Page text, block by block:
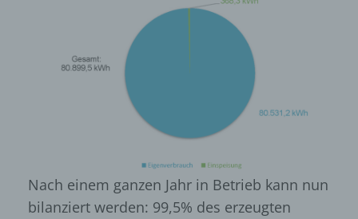
Nach einem ganzen Jahr in Betrieb kann nun
bilanziert werden: 99,5% des erzeugten